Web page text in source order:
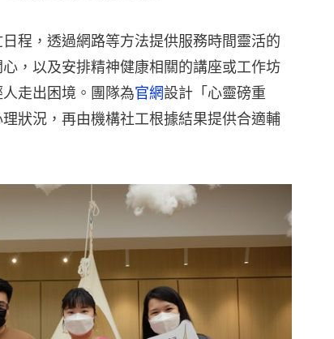
港元，以跨界別方式聯同六間非牟利機構和香港大學，推行「賽